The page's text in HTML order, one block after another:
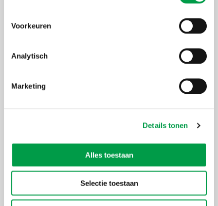
Voorkeuren
Analytisch
Marketing
Details tonen
Alles toestaan
Selectie toestaan
Start! in Limburg
Het blijft in de familie